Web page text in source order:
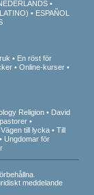
ESPAÑOL
En röst för
Online-kurser
Religion
David
Vägen till lycka
Till
Ungdomar för
meddelande